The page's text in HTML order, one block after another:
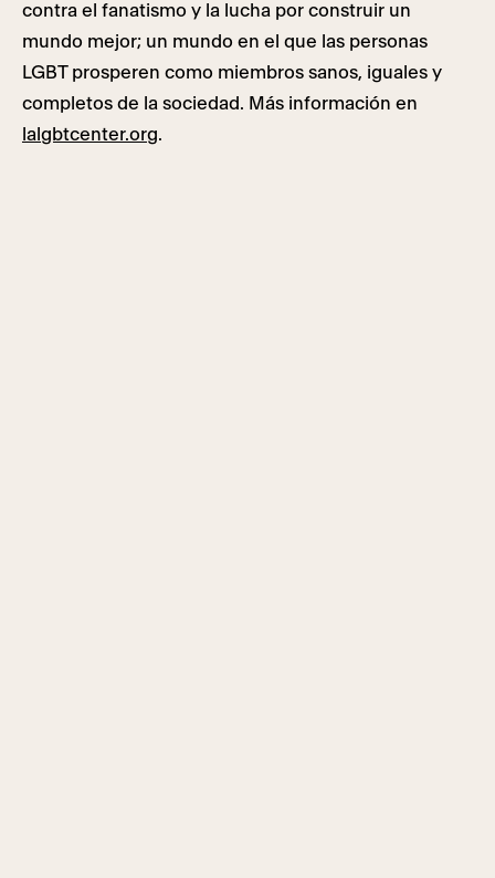
contra el fanatismo y la lucha por construir un
mundo mejor; un mundo en el que las personas
LGBT prosperen como miembros sanos, iguales y
completos de la sociedad. Más información en
lalgbtcenter.org.